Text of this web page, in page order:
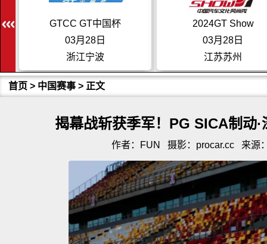
2024GT Show
03月28日
江苏苏州
乐动时光
03月29日
广东珠海
首页 > 中国赛事 > 正文
揭幕战斩获季军！PG SICA制动
作者：FUN 摄影：procar.cc 来源